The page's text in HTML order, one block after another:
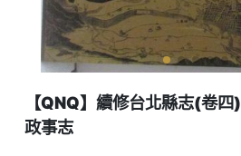
【QNQ】續修台北縣志(卷四)
政事志